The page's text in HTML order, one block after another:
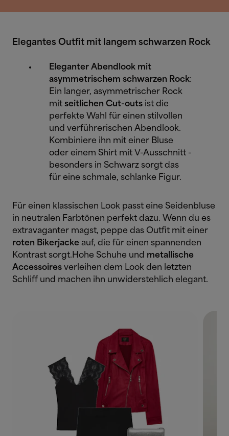
Elegantes Outfit mit langem schwarzen Rock
Eleganter Abendlook mit
asymmetrischem schwarzen Rock:
Ein langer, asymmetrischer Rock
mit seitlichen Cut-outs ist die
perfekte Wahl für einen stilvollen
und verführerischen Abendlook.
Kombiniere ihn mit einer Bluse
oder einem Shirt mit V-Ausschnitt -
besonders in Schwarz sorgt das
für eine schmale, schlanke Figur.
Für einen klassischen Look passt eine Seidenbluse
in neutralen Farbtönen perfekt dazu. Wenn du es
extravaganter magst, peppe das Outfit mit einer
roten Bikerjacke auf, die für einen spannenden
Kontrast sorgt.Hohe Schuhe und metallische
Accessoires verleihen dem Look den letzten
Schliff und machen ihn unwiderstehlich elegant.